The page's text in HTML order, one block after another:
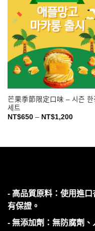
芒果季節限定口味 – 시즌 한
세트
NT$650 – NT$1,200價
到
- 高品質原料：使用進
有保證。
- 無添加劑：無防腐劑、